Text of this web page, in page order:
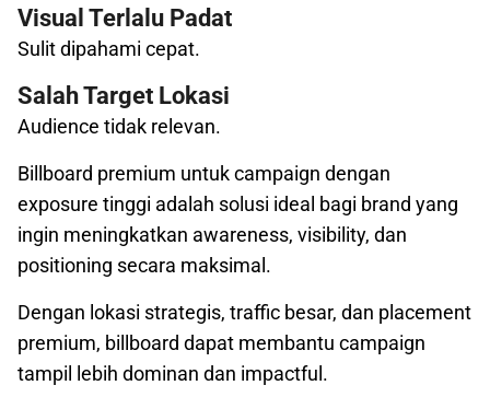
Visual Terlalu Padat
Sulit dipahami cepat.
Salah Target Lokasi
Audience tidak relevan.
Billboard premium untuk campaign dengan
exposure tinggi adalah solusi ideal bagi brand yang
ingin meningkatkan awareness, visibility, dan
positioning secara maksimal.
Dengan lokasi strategis, traffic besar, dan placement
premium, billboard dapat membantu campaign
tampil lebih dominan dan impactful.